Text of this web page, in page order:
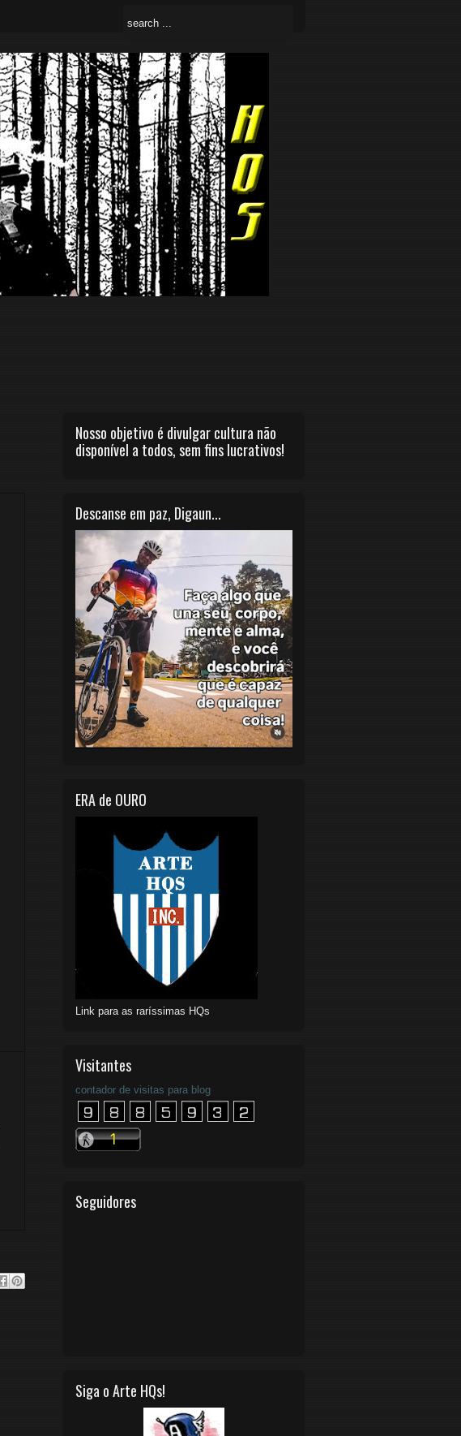
Nosso objetivo é divulgar cultura não
disponível a todos, sem fins lucrativos!
Descanse em paz, Digaun...
ERA de OURO
Link para as raríssimas HQs
Visitantes
contador de visitas para blog
Seguidores
Siga o Arte HQs!